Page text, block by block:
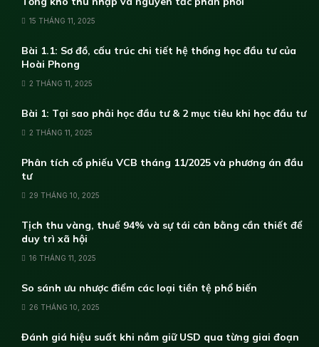
15 THÁNG 11, 2025
Bài 1.1: Sơ đồ, cấu trúc chi tiết hệ thống học đầu tư của
Hoài Phong
2 THÁNG 11, 2025
Bài 1: Tại sao phải học đầu tư & 2 mục tiêu khi học đầu tư
2 THÁNG 11, 2025
Phân tích cổ phiếu VCB tháng 11/2025 và phương án đầu
tư
29 THÁNG 10, 2025
Tịch thu vàng, thuế 94% và sự tái cân bằng cần thiết để
duy trì xã hội
16 THÁNG 11, 2025
So sánh ưu nhược điểm các loại tiền tệ phổ biến
26 THÁNG 10, 2025
Đánh giá hiệu suất khi nắm giữ USD qua từng giai đoạn